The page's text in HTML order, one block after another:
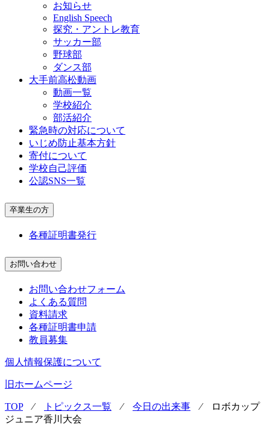
お知らせ
English Speech
探究・アントレ教育
サッカー部
野球部
ダンス部
大手前高松動画
動画一覧
学校紹介
部活紹介
緊急時の対応について
いじめ防止基本方針
寄付について
学校自己評価
公認SNS一覧
卒業生の方
各種証明書発行
お問い合わせ
お問い合わせフォーム
よくある質問
資料請求
各種証明書申請
教員募集
個人情報保護について
旧ホームページ
TOP⁄ トピックス一覧 ⁄ 今日の出来事 ⁄
ロボカップ
ジュニア香川大会